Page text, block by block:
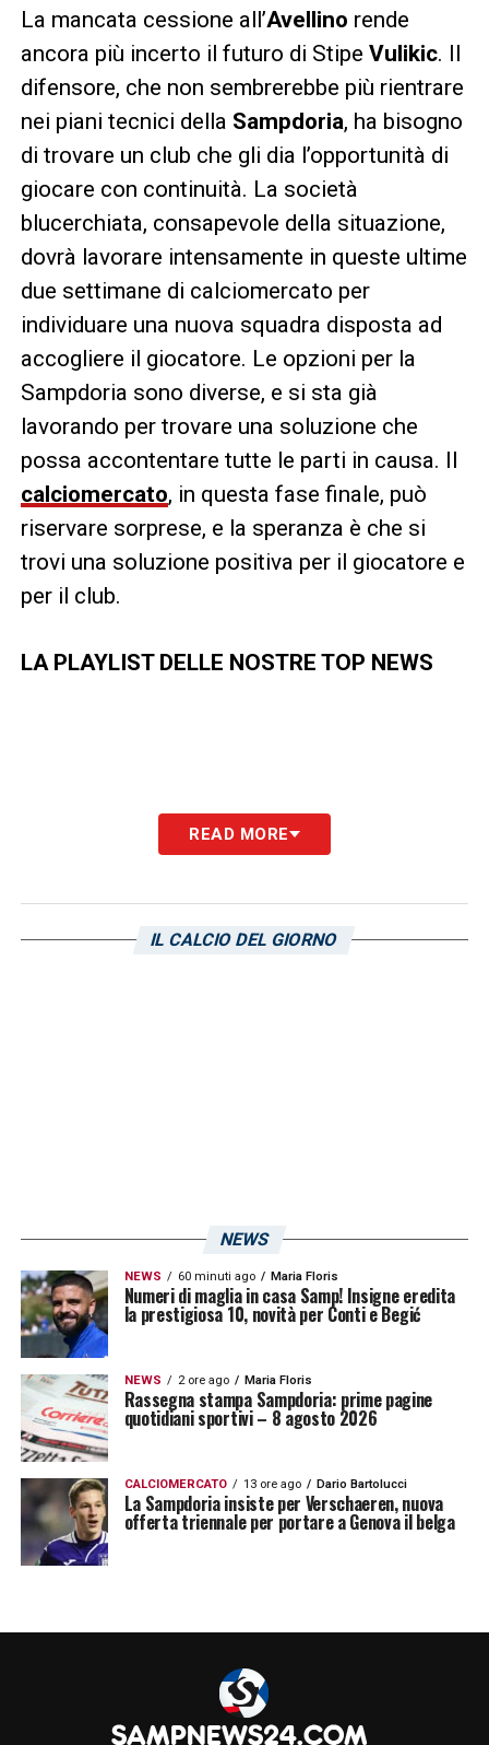
La mancata cessione all’Avellino rende
ancora più incerto il futuro di Stipe Vulikic. Il
difensore, che non sembrerebbe più rientrare
nei piani tecnici della Sampdoria, ha bisogno
di trovare un club che gli dia l’opportunità di
giocare con continuità. La società
blucerchiata, consapevole della situazione,
dovrà lavorare intensamente in queste ultime
due settimane di calciomercato per
individuare una nuova squadra disposta ad
accogliere il giocatore. Le opzioni per la
Sampdoria sono diverse, e si sta già
lavorando per trovare una soluzione che
possa accontentare tutte le parti in causa. Il
calciomercato, in questa fase finale, può
riservare sorprese, e la speranza è che si
trovi una soluzione positiva per il giocatore e
per il club.
LA PLAYLIST DELLE NOSTRE TOP NEWS
READ MORE
IL CALCIO DEL GIORNO
NEWS
NEWS 60 minuti ago Maria Floris
Numeri di maglia in casa Samp! Insigne eredita
la prestigiosa 10, novità per Conti e Begić
NEWS 2 ore ago Maria Floris
Rassegna stampa Sampdoria: prime pagine
quotidiani sportivi – 8 agosto 2026
CALCIOMERCATO 13 ore ago Dario Bartolucci
La Sampdoria insiste per Verschaeren, nuova
offerta triennale per portare a Genova il belga